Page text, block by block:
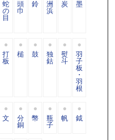
蛇
の
目
頭
巾
鈴 洲
浜
炭 墨
打
板
槌 鼓 独
鈷
熨
斗
羽
子
板
・
羽
根
文 分
銅
幣 瓶
子
帆 鉞